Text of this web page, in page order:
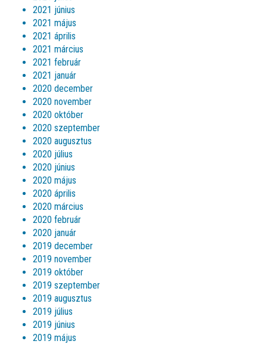
2021 június
2021 május
2021 április
2021 március
2021 február
2021 január
2020 december
2020 november
2020 október
2020 szeptember
2020 augusztus
2020 július
2020 június
2020 május
2020 április
2020 március
2020 február
2020 január
2019 december
2019 november
2019 október
2019 szeptember
2019 augusztus
2019 július
2019 június
2019 május